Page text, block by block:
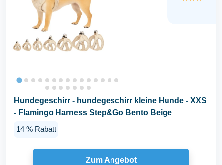
Hundegeschirr - hundegeschirr kleine Hunde - XXS
- Flamingo Harness Step&Go Bento Beige
14 % Rabatt
Zum Angebot